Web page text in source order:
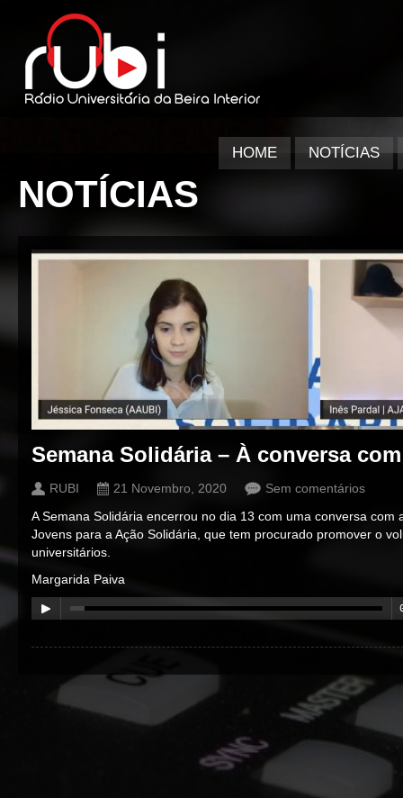
HOME NOTÍCIAS
NOTÍCIAS
Semana Solidária – À conversa
RUBI 21 Novembro, 2020
Sem comentários
A Semana Solidária encerrou no dia 13 com uma conversa com
Jovens para a Ação Solidária, que tem procurado promover o
universitários.
Margarida Paiva
00:00 / 00:00